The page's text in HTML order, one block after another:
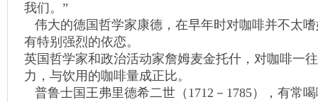
我们。”
伟大的德国哲学家康德，在早年时对咖啡并不太
有特别强烈的依恋。
英国哲学家和政治活动家詹姆麦金托什，对咖啡一
力，与饮用的咖啡量成正比。
普鲁士国王弗里德希二世（1712－1785），有常